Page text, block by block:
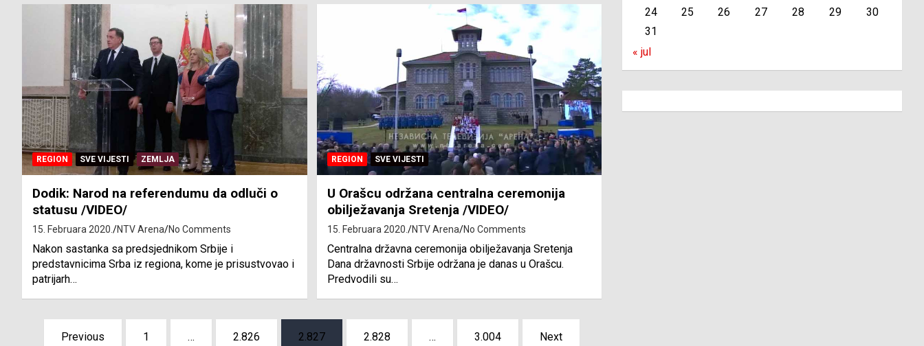
REGION SVE VIJESTI ZEMLJA
Dodik: Narod na referendumu da odluči o
statusu /VIDEO/
15. Februara 2020. NTV Arena No Comments
Nakon sastanka sa predsjednikom Srbije i
predstavnicima Srba iz regiona, kome je prisustvovao i
patrijarh…
REGION SVE VIJESTI
U Orašcu održana centralna ceremonija
obilježavanja Sretenja /VIDEO/
15. Februara 2020. NTV Arena No Comments
Centralna državna ceremonija obilježavanja Sretenja
Dana državnosti Srbije održana je danas u Orašcu.
Predvodili su…
PostsPrevious 1 … 2.826 2.827 2.828 … 3.004 Next
24
25 26 27 28 29
30
31
« jul